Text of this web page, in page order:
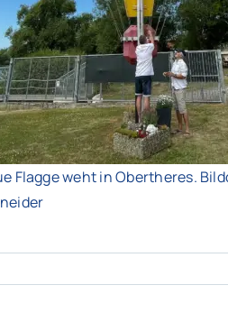
Flagge weht in Obertheres.